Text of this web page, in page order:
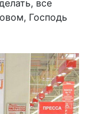
все
Господь